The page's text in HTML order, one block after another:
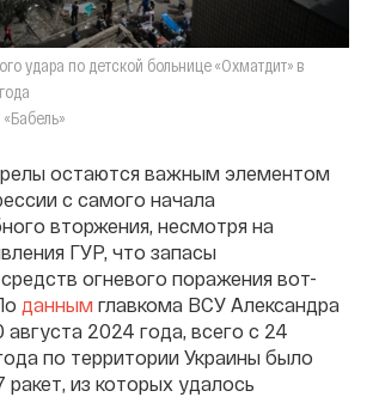
удара по детской больнице «Охматдит» в
остаются важным элементом
с самого начала
вторжения, несмотря на
ГУР, что запасы
огневого поражения вот-
данным главкома ВСУ Александра
2024 года, всего с 24
по территории Украины было
из которых удалось